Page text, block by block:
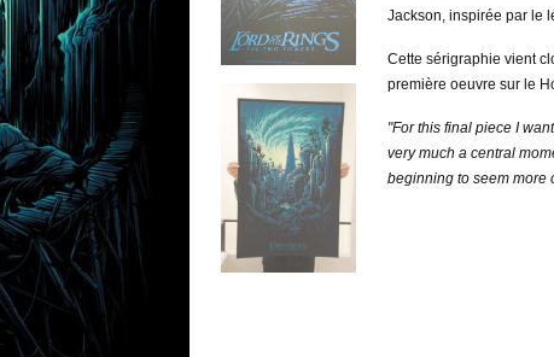
Jackson, inspirée par le
Cette sérigraphie vient
première oeuvre sur le
"For this final piece I
very much a central
beginning to seem more